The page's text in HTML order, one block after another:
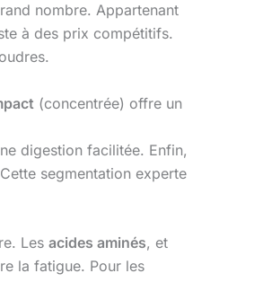
nombre. Appartenant
à des prix compétitifs.
(concentrée) offre un
digestion facilitée. Enfin,
segmentation experte
Les acides aminés, et
la fatigue. Pour les